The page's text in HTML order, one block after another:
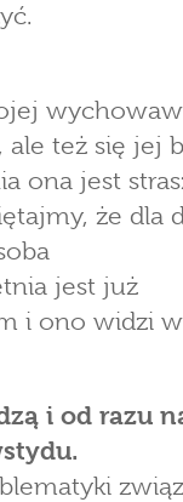
ale też się jej
ona jest
że dla
jest już
i ono widzi
i od razu